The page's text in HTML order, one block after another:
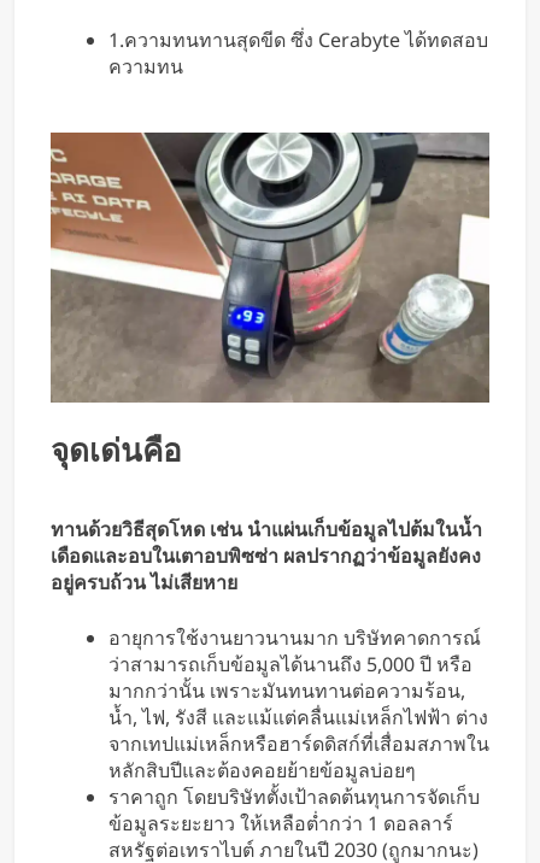
1.ความทนทานสุดขีด ซึ่ง Cerabyte ได้ทดสอบ
ความทน
จุดเด่นคือ
ทานด้วยวิธีสุดโหด เช่น นำแผ่นเก็บข้อมูลไปต้มในน้ำ
เดือดและอบในเตาอบพิซซ่า ผลปรากฏว่าข้อมูลยังคง
อยู่ครบถ้วน ไม่เสียหาย
อายุการใช้งานยาวนานมาก บริษัทคาดการณ์
ว่าสามารถเก็บข้อมูลได้นานถึง 5,000 ปี หรือ
มากกว่านั้น เพราะมันทนทานต่อความร้อน,
น้ำ, ไฟ, รังสี และแม้แต่คลื่นแม่เหล็กไฟฟ้า ต่าง
จากเทปแม่เหล็กหรือฮาร์ดดิสก์ที่เสื่อมสภาพใน
หลักสิบปีและต้องคอยย้ายข้อมูลบ่อยๆ
ราคาถูก โดยบริษัทตั้งเป้าลดต้นทุนการจัดเก็บ
ข้อมูลระยะยาว ให้เหลือต่ำกว่า 1 ดอลลาร์
สหรัฐต่อเทราไบต์ ภายในปี 2030 (ถูกมากนะ)